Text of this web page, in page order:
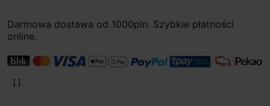
Darmowa dostawa od 1000pln. Szybkie płatności
online.